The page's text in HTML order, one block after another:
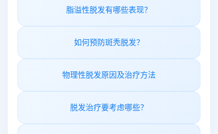
脂溢性脱发有哪些表现？
如何预防斑秃脱发？
物理性脱发原因及治疗方法
脱发治疗要考虑哪些？